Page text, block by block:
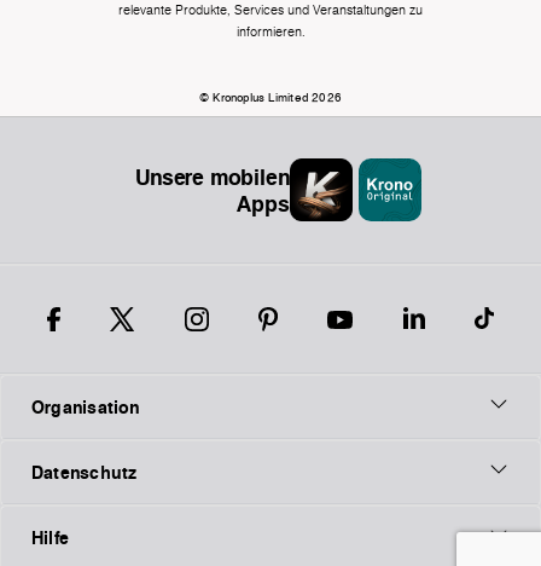
relevante Produkte, Services und Veranstaltungen zu
informieren.
© Kronoplus Limited 2026
Unsere mobilen
Apps
Organisation
Datenschutz
Hilfe